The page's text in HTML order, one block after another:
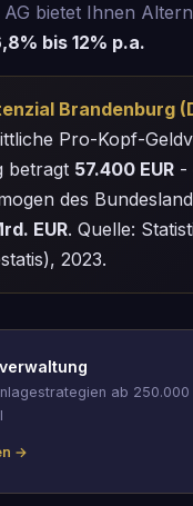
bietet Ihnen
bis 12% p.a.
Brandenburg
Pro-Kopf-
betragt 57.400 EUR -
des
EUR. Quelle:
2023.
ab 250.000
→